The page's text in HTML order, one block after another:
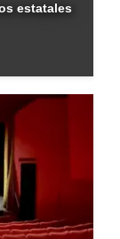
estatales